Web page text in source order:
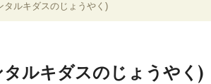
タルキダスのじょうやく)
ルキダスのじょうやく)